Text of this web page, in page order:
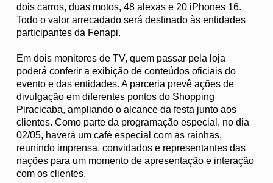
dois carros, duas motos, 48 alexas e 20 iPhones 16.
Todo o valor arrecadado será destinado às entidades
participantes da Fenapi.
Em dois monitores de TV, quem passar pela loja
poderá conferir a exibição de conteúdos oficiais do
evento e das entidades. A parceria prevê ações de
divulgação em diferentes pontos do Shopping
Piracicaba, ampliando o alcance da festa junto aos
clientes. Como parte da programação especial, no dia
02/05, haverá um café especial com as rainhas,
reunindo imprensa, convidados e representantes das
nações para um momento de apresentação e interação
com os clientes.